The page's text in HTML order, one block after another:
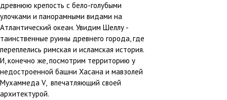
древнюю крепость с бело-голубыми
улочками и панорамными видами на
Атлантический океан. Увидим Шеллу -
таинственные руины древнего города, где
переплелись римская и исламская история.
И, конечно же, посмотрим территорию у
недостроенной башни Хасана и мавзолей
Мухаммеда V, впечатляющий своей
архитектурой.